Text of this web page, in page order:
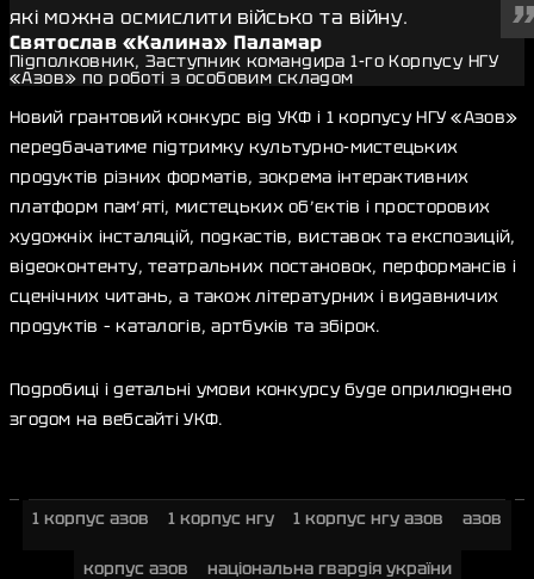
які можна осмислити військо та війну.
Святослав «Калина» Паламар
Підполковник, Заступник командира 1-го Корпусу НГУ
«Азов» по роботі з особовим складом
Новий грантовий конкурс від УКФ і 1 корпусу НГУ «Азов»
передбачатиме підтримку культурно-мистецьких
продуктів різних форматів, зокрема інтерактивних
платформ пам’яті, мистецьких об’єктів і просторових
художніх інсталяцій, подкастів, виставок та експозицій,
відеоконтенту, театральних постановок, перформансів і
сценічних читань, а також літературних і видавничих
продуктів – каталогів, артбуків та збірок.
Подробиці і детальні умови конкурсу буде оприлюднено
згодом на вебсайті УКФ.
1 корпус азов 1 корпус нгу 1 корпус нгу азов азов
корпус азов національна гвардія україни